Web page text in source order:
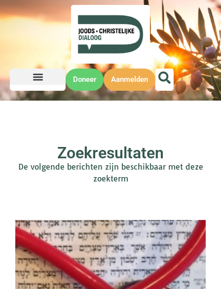
Doneer Aanmelden
Zoekresultaten
De volgende berichten zijn beschikbaar met deze
zoekterm